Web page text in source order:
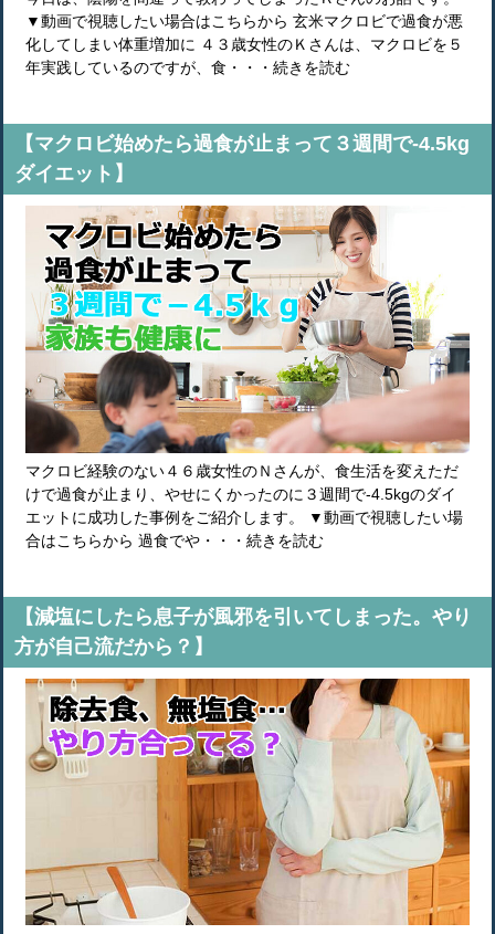
▼動画で視聴したい場合はこちらから 玄米マクロビで過食が悪
化してしまい体重増加に ４３歳女性のＫさんは、マクロビを５
年実践しているのですが、食・・・続きを読む
【マクロビ始めたら過食が止まって３週間で-4.5kg
ダイエット】
マクロビ経験のない４６歳女性のＮさんが、食生活を変えただ
けで過食が止まり、やせにくかったのに３週間で-4.5kgのダイ
エットに成功した事例をご紹介します。 ▼動画で視聴したい場
合はこちらから 過食でや・・・続きを読む
【減塩にしたら息子が風邪を引いてしまった。やり
方が自己流だから？】